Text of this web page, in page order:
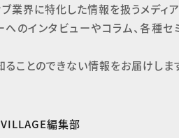
ブ業界に特化した情報を扱うメディア
へのインタビューやコラム、各種セ
ることのできない情報をお届けしま
編集部